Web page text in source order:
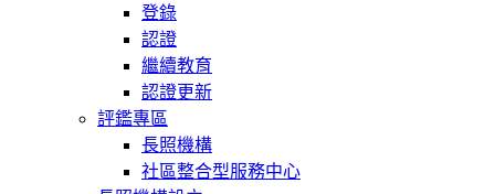
登錄
認證
繼續教育
認證更新
評鑑專區
長照機構
社區整合型服務中心